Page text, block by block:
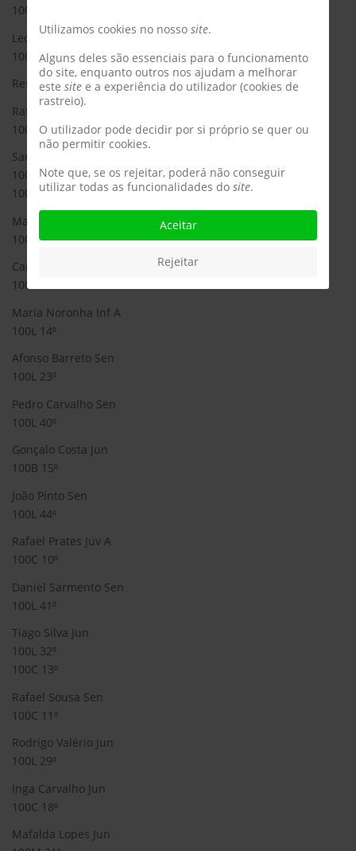
100L 10⁰
Leonor Neves Sen
100L 8⁰
Resultados nas provas do apuramento:
Rafael Marques Inf A
100L 25⁰
Santiago Martins Inf A
100L 17⁰
100C 11⁰
Maria Francisca Inf B
100L 14⁰
Carolina Marques Inf B
100L 15⁰
Maria Noronha Inf A
100L 14⁰
Afonso Barreto Sen
100L 23⁰
Pedro Carvalho Sen
100L 40⁰
Gonçalo Costa Jun
100B 15⁰
João Pinto Sen
100L 44⁰
Rafael Prates Juv A
100C 10⁰
Daniel Sarmento Sen
100L 41⁰
Tiago Silva Jun
100L 32⁰
100C 13⁰
Rafael Sousa Sen
100C 11⁰
Rodrigo Valério Jun
100L 29⁰
Inga Carvalho Jun
100C 18⁰
Mafalda Lopes Jun
Utilizamos cookies no nosso site.
Alguns deles são essenciais para o funcionamento
do site, enquanto outros nos ajudam a melhorar
este site e a experiência do utilizador (cookies de
rastreio).
O utilizador pode decidir por si próprio se quer ou
não permitir cookies.
Note que, se os rejeitar, poderá não conseguir
utilizar todas as funcionalidades do site.
Aceitar
Rejeitar